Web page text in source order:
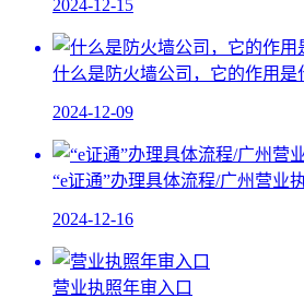
2024-12-15
什么是防火墙公司，它的作用是
2024-12-09
“e证通”办理具体流程/广州营业
2024-12-16
营业执照年审入口